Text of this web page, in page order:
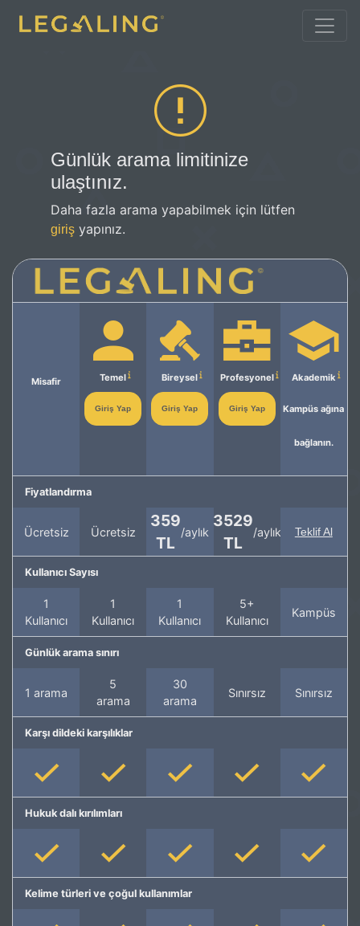
Günlük arama limitinize
ulaştınız.
Daha fazla arama yapabilmek için lütfen
giriş yapınız.
Misafir Temel
Giriş Yap
Bireysel
Giriş Yap
Profesyonel
Giriş Yap
Akademik
Kampüs ağına
bağlanın.
Fiyatlandırma
Ücretsiz Ücretsiz
359
TL
/aylık
3529
TL
/aylık Teklif Al
Kullanıcı Sayısı
1
Kullanıcı
1
Kullanıcı
1
Kullanıcı
5+
Kullanıcı
Kampüs
Günlük arama sınırı
1 arama
5
arama
30
arama
Sınırsız Sınırsız
Karşı dildeki karşılıklar
Hukuk dalı kırılımları
Kelime türleri ve çoğul kullanımlar